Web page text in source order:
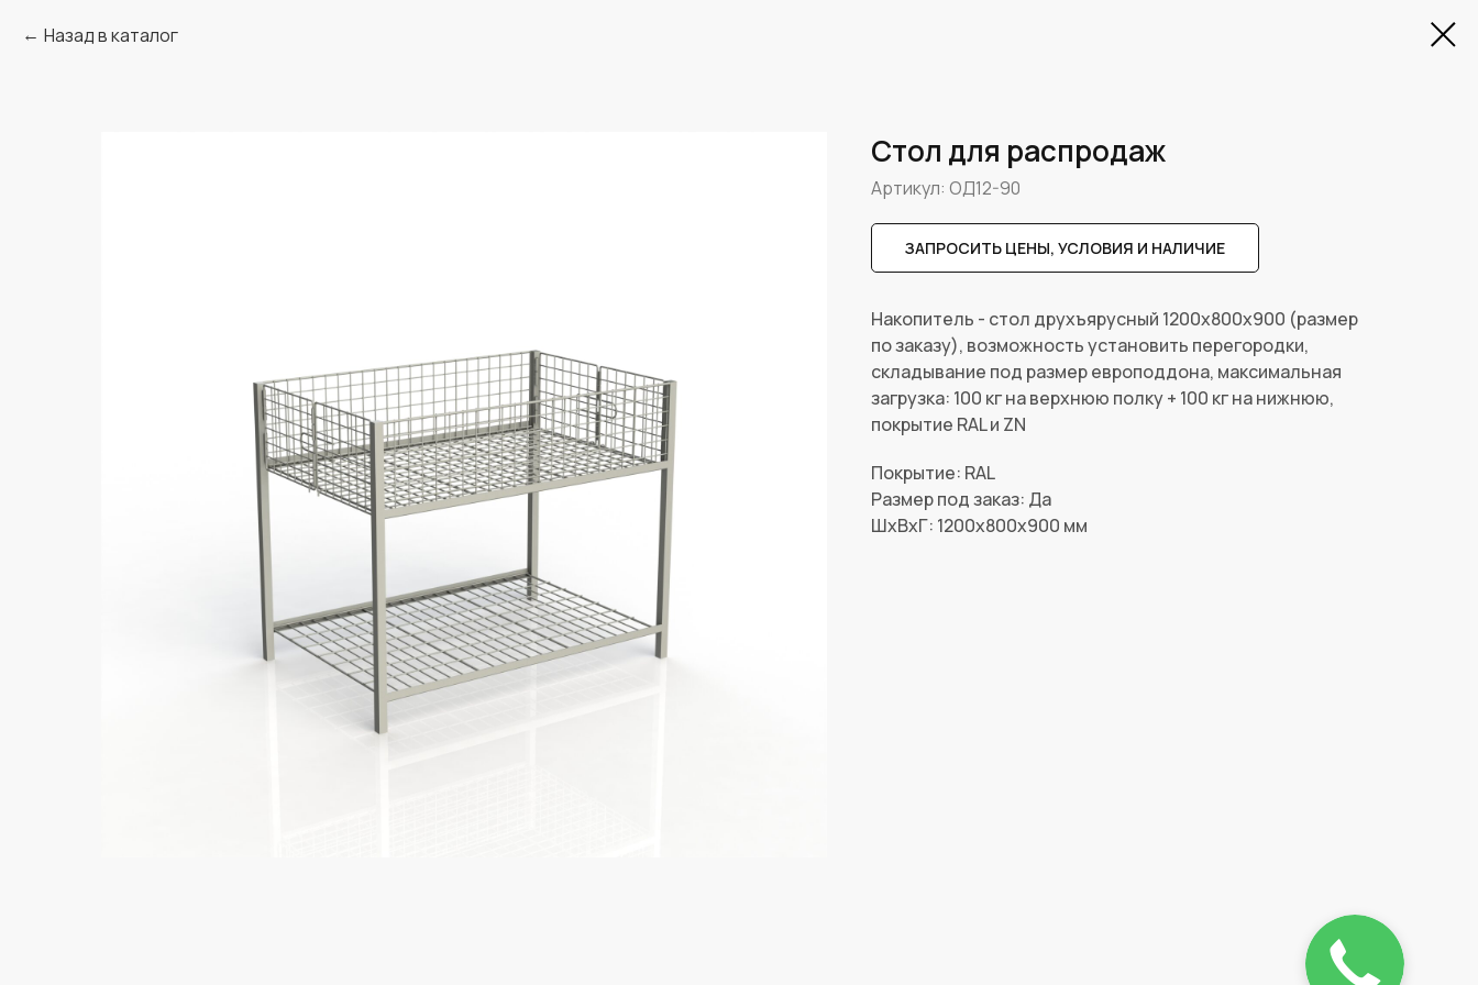
Назад в каталог
Стол для распродаж
Артикул: ОД12-90
ЗАПРОСИТЬ ЦЕНЫ, УСЛОВИЯ И НАЛИЧИЕ
Накопитель - стол друхъярусный 1200х800х900 (размер
по заказу), возможность установить перегородки,
складывание под размер европоддона, максимальная
загрузка: 100 кг на верхнюю полку + 100 кг на нижнюю,
покрытие RAL и ZN
Покрытие: RAL
Размер под заказ: Да
ШxВxГ: 1200x800x900 мм